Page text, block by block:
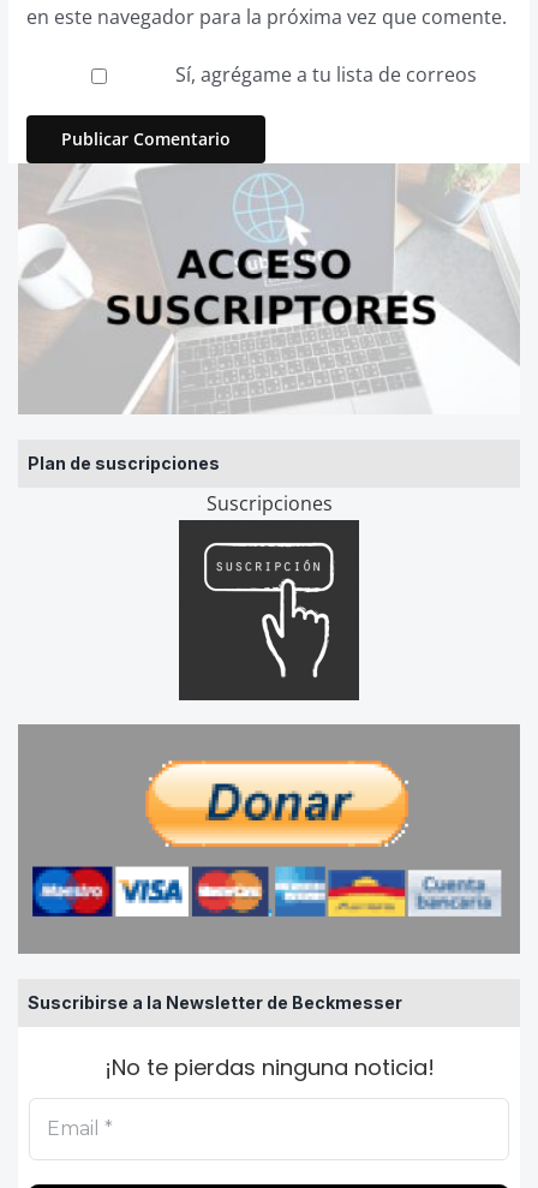
Plan de suscripciones
Suscripciones
Suscribirse a la Newsletter de Beckmesser
¡No te pierdas ninguna noticia!
en este navegador para la próxima vez que comente.
Sí, agrégame a tu lista de correos